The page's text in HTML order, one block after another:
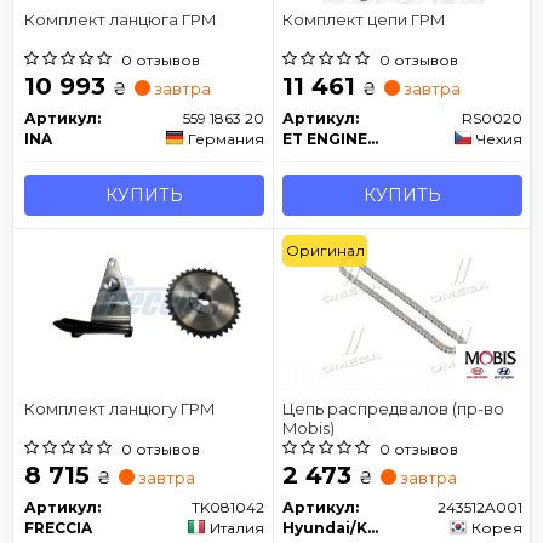
Комплект ланцюга ГРМ
0 отзывов
10 993 ₴ завтра
Артикул:
559 1863 20
INA
Германия
КУПИТЬ
Комплект цепи ГРМ
0 отзывов
11 461 ₴ завтра
Артикул:
RS0020
ET ENGINETEAM
Чехия
КУПИТЬ
Комплект ланцюгу ГРМ
0 отзывов
8 715 ₴ завтра
Артикул:
TK081042
FRECCIA
Италия
Цепь распредвалов (пр-во
Mobis)
0 отзывов
2 473 ₴ завтра
Артикул:
243512A001
Hyundai/Kia/Mobis
Корея
Оригинал